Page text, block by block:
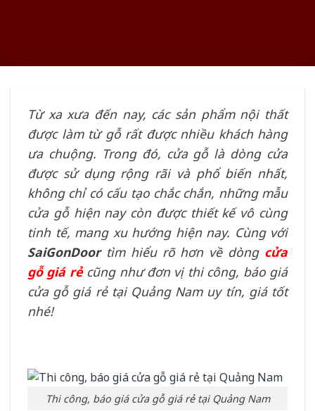
Từ xa xưa đến nay, các sản phẩm nội thất
được làm từ gỗ rất được nhiều khách hàng
ưa chuộng. Trong đó, cửa gỗ là dòng cửa
được sử dụng rộng rãi và phổ biến nhất,
không chỉ có cấu tạo chắc chắn, những mẫu
cửa gỗ hiện nay còn được thiết kế vô cùng
tinh tế, mang xu hướng hiện nay. Cùng với
SaiGonDoortìm hiểu rõ hơn về dòng cửa
gỗ giá rẻcũng như đơn vị thi công, báo giá
cửa gỗ giá rẻ tại Quảng Nam uy tín, giá tốt
nhé!
Thi công, báo giá cửa gỗ giá rẻ tại Quảng Nam